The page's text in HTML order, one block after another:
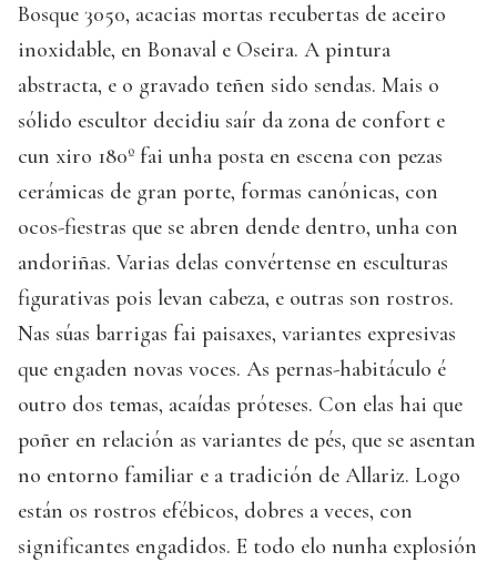
Bosque 3050, acacias mortas recubertas de aceiro
inoxidable, en Bonaval e Oseira. A pintura
abstracta, e o gravado teñen sido sendas. Mais o
sólido escultor decidiu saír da zona de confort e
cun xiro 180º fai unha posta en escena con pezas
cerámicas de gran porte, formas canónicas, con
ocos-fiestras que se abren dende dentro, unha con
andoriñas. Varias delas convértense en esculturas
figurativas pois levan cabeza, e outras son rostros.
Nas súas barrigas fai paisaxes, variantes expresivas
que engaden novas voces. As pernas-habitáculo é
outro dos temas, acaídas próteses. Con elas hai que
poñer en relación as variantes de pés, que se asentan
no entorno familiar e a tradición de Allariz. Logo
están os rostros efébicos, dobres a veces, con
significantes engadidos. E todo elo nunha explosión